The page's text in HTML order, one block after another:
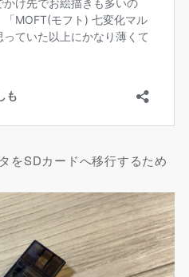
をSDカードへ移行するため